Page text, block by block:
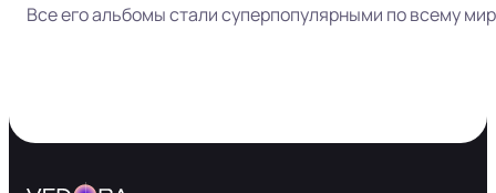
Все его альбомы стали суперпопулярными по всему